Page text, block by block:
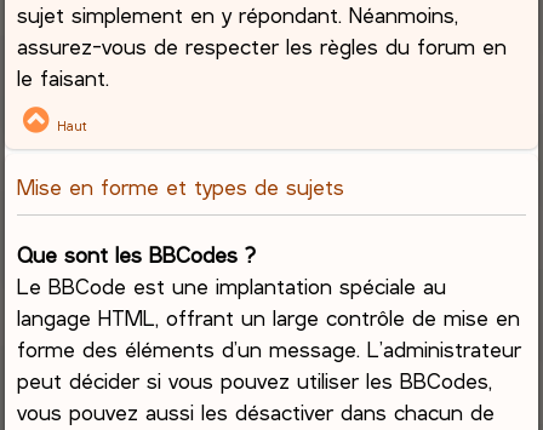
sujet simplement en y répondant. Néanmoins,
assurez-vous de respecter les règles du forum en
le faisant.
Haut
Mise en forme et types de sujets
Que sont les BBCodes ?
Le BBCode est une implantation spéciale au
langage HTML, offrant un large contrôle de mise en
forme des éléments d’un message. L’administrateur
peut décider si vous pouvez utiliser les BBCodes,
vous pouvez aussi les désactiver dans chacun de